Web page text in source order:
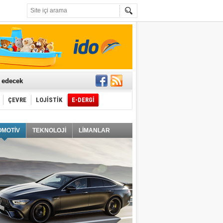
ÇEVRE LOJİSTİK E-DERGİ
TEKNOLOJİ LİMANLAR